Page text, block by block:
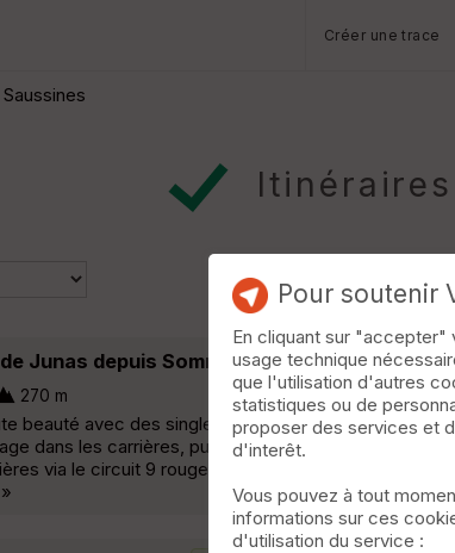
Créer une trace
Saussines
Junas depuis Sommières Villevieille
270 m
beauté avec des singles, avec passage dans les
dans les carrières, puis monotrace dans les sous-
via le circuit 9 rouge de la FFC. Alternance de
Pour soutenir
En cliquant sur "accepter"
usage technique
que l'utilisation d'autres
statistiques ou de
proposer des services et
d'interêt.
Vous pouvez à tout
informations sur ces
d'utilisation du service :